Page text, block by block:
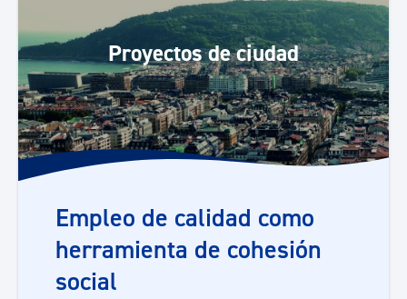
Proyectos de ciudad
Empleo de calidad como
herramienta de cohesión
social